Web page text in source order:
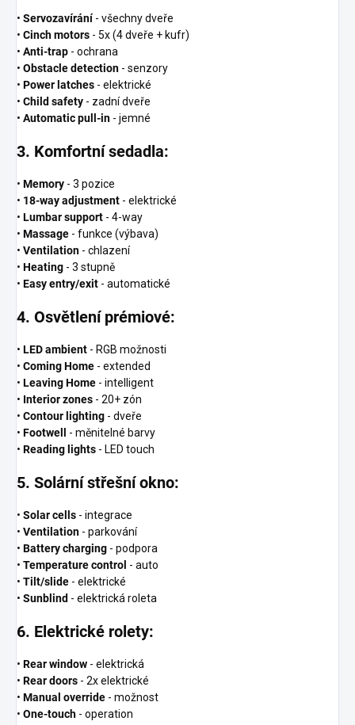
• Servozavírání - všechny dveře
• Cinch motors - 5x (4 dveře + kufr)
• Anti-trap - ochrana
• Obstacle detection - senzory
• Power latches - elektrické
• Child safety - zadní dveře
• Automatic pull-in - jemné
3. Komfortní sedadla:
• Memory - 3 pozice
• 18-way adjustment - elektrické
• Lumbar support - 4-way
• Massage - funkce (výbava)
• Ventilation - chlazení
• Heating - 3 stupně
• Easy entry/exit - automatické
4. Osvětlení prémiové:
• LED ambient - RGB možnosti
• Coming Home - extended
• Leaving Home - intelligent
• Interior zones - 20+ zón
• Contour lighting - dveře
• Footwell
- měnitelné barvy
• Reading lights - LED touch
5. Solární střešní okno:
• Solar cells - integrace
• Ventilation - parkování
• Battery charging - podpora
• Temperature control - auto
• Tilt/slide - elektrické
• Sunblind - elektrická roleta
6. Elektrické rolety:
• Rear window - elektrická
• Rear doors - 2x elektrické
• Manual override - možnost
• One-touch - operation